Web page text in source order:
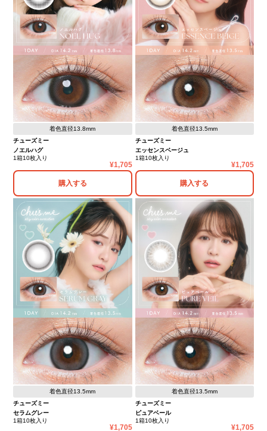
着色直径13.8mm
チューズミー
ノエルハグ
1箱10枚入り
1,705
購入する
着色直径13.5mm
チューズミー
エッセンスベージュ
1箱10枚入り
1,705
購入する
着色直径13.5mm
チューズミー
セラムグレー
1箱10枚入り
1,705
着色直径13.5mm
チューズミー
ピュアベール
1箱10枚入り
1,705